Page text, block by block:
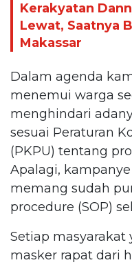
Kerakyatan
Lewat, Saatnya
Makassar
Dalam agenda
menemui warga
menghindari
sesuai Peraturan
(PKPU) tentang
Apalagi,
memang sudah
procedure (SOP)
Setiap
masker rapat dari